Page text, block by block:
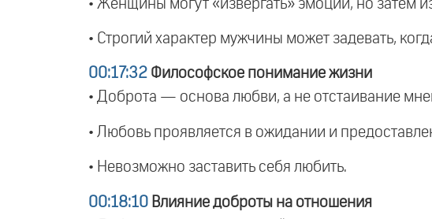
• Женщины могут «извергать» эмоции, но затем
• Строгий характер мужчины может задевать,
00:17:32 Философское понимание жизни
• Доброта — основа любви, а не отстаивание
• Любовь проявляется в ожидании и
• Невозможно заставить себя любить.
00:18:10 Влияние доброты на отношения